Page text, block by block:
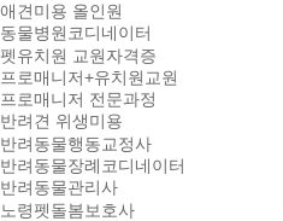
애견미용 올인원
동물병원코디네이터
펫유치원 교원자격증
프로매니저+유치원교원
프로매니저 전문과정
반려견 위생미용
반려동물행동교정사
반려동물장례코디네이터
반려동물관리사
노령펫돌봄보호사